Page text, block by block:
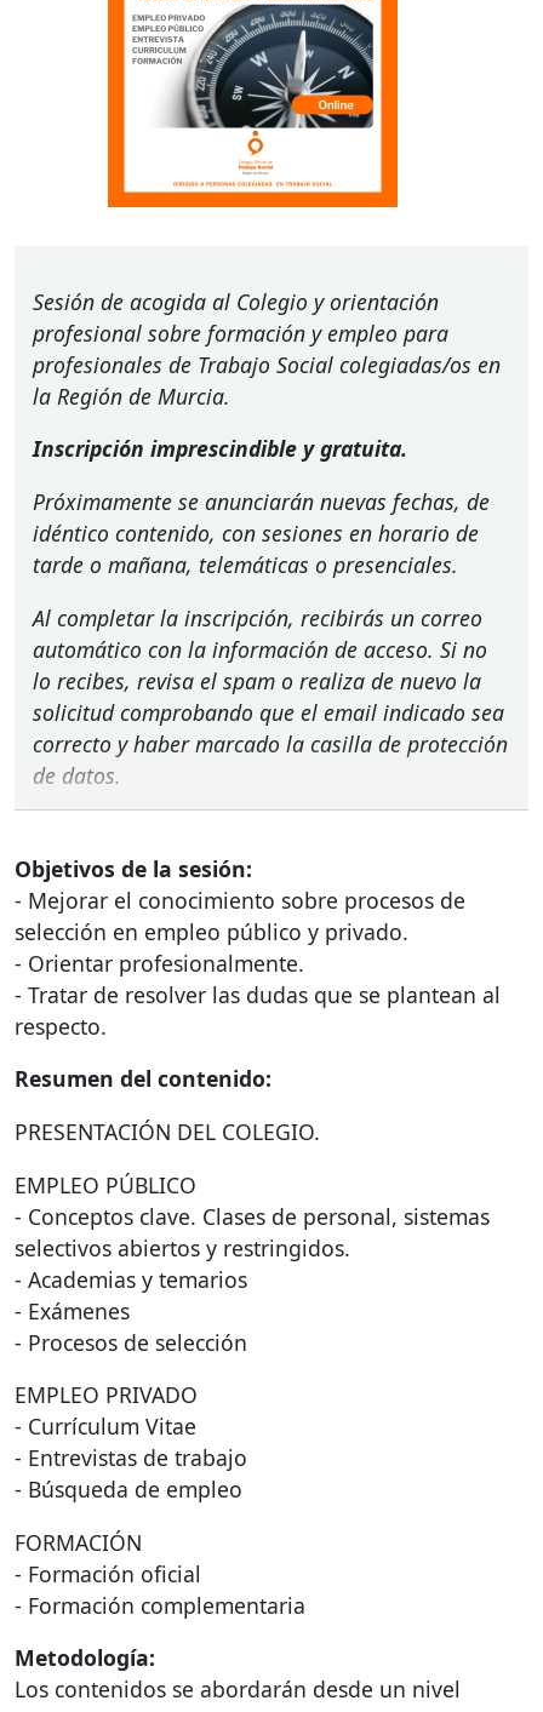
Sesión de acogida al Colegio y orientación
profesional sobre formación y empleo para
profesionales de Trabajo Social colegiadas/os en
la Región de Murcia.
Inscripción imprescindible y gratuita.
Próximamente se anunciarán nuevas fechas, de
idéntico contenido, con sesiones en horario de
tarde o mañana, telemáticas o presenciales.
Al completar la inscripción, recibirás un correo
automático con la información de acceso. Si no
lo recibes, revisa el spam o realiza de nuevo la
solicitud comprobando que el email indicado sea
correcto y haber marcado la casilla de protección
de datos.
Objetivos de la sesión:
- Mejorar el conocimiento sobre procesos de
selección en empleo público y privado.
- Orientar profesionalmente.
- Tratar de resolver las dudas que se plantean al
respecto.
Resumen del contenido:
PRESENTACIÓN DEL COLEGIO.
EMPLEO PÚBLICO
- Conceptos clave. Clases de personal, sistemas
selectivos abiertos y restringidos.
- Academias y temarios
- Exámenes
- Procesos de selección
EMPLEO PRIVADO
- Currículum Vitae
- Entrevistas de trabajo
- Búsqueda de empleo
FORMACIÓN
- Formación oficial
- Formación complementaria
Metodología:
Los contenidos se abordarán desde un nivel